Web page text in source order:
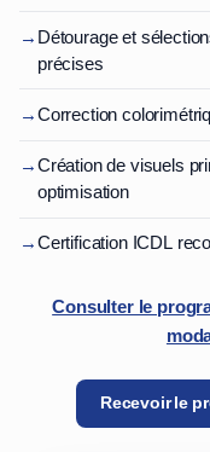
→ Détourage et
précises
→Correction
→Création de visuels
optimisation
→Certification ICDL
Consulter le
Recevoir le